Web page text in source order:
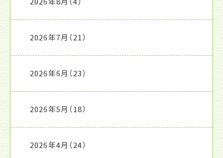
2026年7月 （21）
2026年6月 （23）
2026年5月 （18）
2026年4月 （24）